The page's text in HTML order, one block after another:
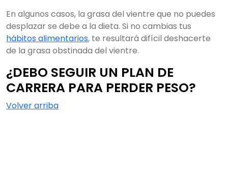
En algunos casos, la grasa del vientre que no puedes
desplazar se debe a la dieta. Si no cambias tus
hábitos alimentarios, te resultará difícil deshacerte
de la grasa obstinada del vientre.
¿DEBO SEGUIR UN PLAN DE
CARRERA PARA PERDER PESO?
Volver arriba